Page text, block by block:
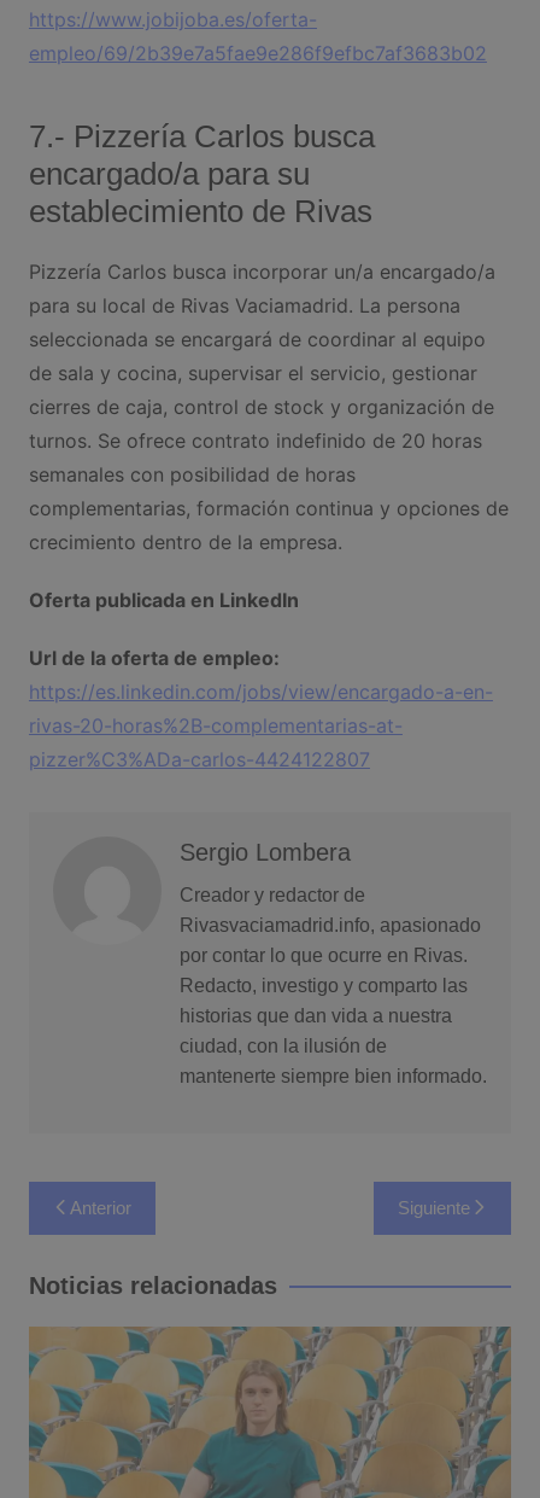
https://www.jobijoba.es/oferta-
empleo/69/2b39e7a5fae9e286f9efbc7af3683b02
7.- Pizzería Carlos busca
encargado/a para su
establecimiento de Rivas
Pizzería Carlos busca incorporar un/a encargado/a
para su local de Rivas Vaciamadrid. La persona
seleccionada se encargará de coordinar al equipo
de sala y cocina, supervisar el servicio, gestionar
cierres de caja, control de stock y organización de
turnos. Se ofrece contrato indefinido de 20 horas
semanales con posibilidad de horas
complementarias, formación continua y opciones de
crecimiento dentro de la empresa.
Oferta publicada en LinkedIn
Url de la oferta de empleo:
https://es.linkedin.com/jobs/view/encargado-a-en-
rivas-20-horas%2B-complementarias-at-
pizzer%C3%ADa-carlos-4424122807
Sergio Lombera
Creador y redactor de
Rivasvaciamadrid.info, apasionado
por contar lo que ocurre en Rivas.
Redacto, investigo y comparto las
historias que dan vida a nuestra
ciudad, con la ilusión de
mantenerte siempre bien informado.
Navegación
de
entradas
Anterior Siguiente
Noticias relacionadas